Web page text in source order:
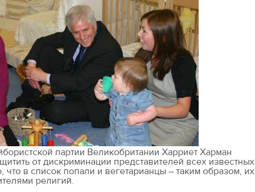
партии Великобритании Харриет Харман
от дискриминации представителей всех известных
что в список попали и вегетарианцы – таким образом, их
религий.